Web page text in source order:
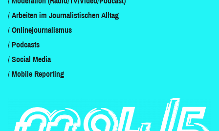
Arbeiten im Journalistischen Alltag
Onlinejournalismus
Podcasts
Social Media
Mobile Reporting